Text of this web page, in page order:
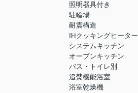
照明器具付き
駐輪場
耐震構造
IHクッキングヒーター
システムキッチン
オープンキッチン
バス・トイレ別
追焚機能浴室
浴室乾燥機